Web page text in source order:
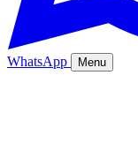
WhatsApp Menu